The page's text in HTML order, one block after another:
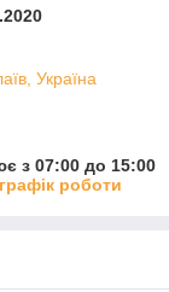
Україна
з 07:00 до 15:00
роботи